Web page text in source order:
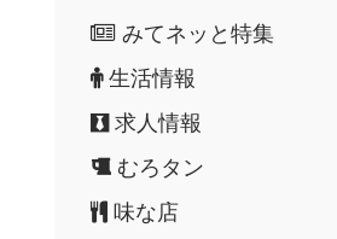
みてネッと特集
生活情報
求人情報
むろタン
味な店